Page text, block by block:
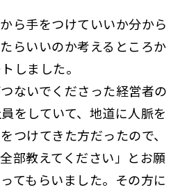
ら手をつけていいか分から
らいいのか考えるところか
しました。
ないでくださった経営者の
をしていて、地道に人脈を
つけてきた方だったので、
部教えてください」とお願
てもらいました。その方に